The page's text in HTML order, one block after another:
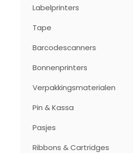
Labelprinters
Tape
Barcodescanners
Bonnenprinters
Verpakkingsmaterialen
Pin & Kassa
Pasjes
Ribbons & Cartridges